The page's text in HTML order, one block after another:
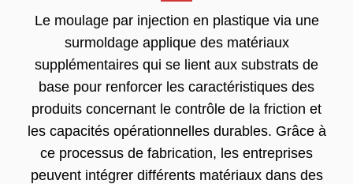
Le moulage par injection en plastique via une
surmoldage applique des matériaux
supplémentaires qui se lient aux substrats de
base pour renforcer les caractéristiques des
produits concernant le contrôle de la friction et
les capacités opérationnelles durables. Grâce à
ce processus de fabrication, les entreprises
peuvent intégrer différents matériaux dans des